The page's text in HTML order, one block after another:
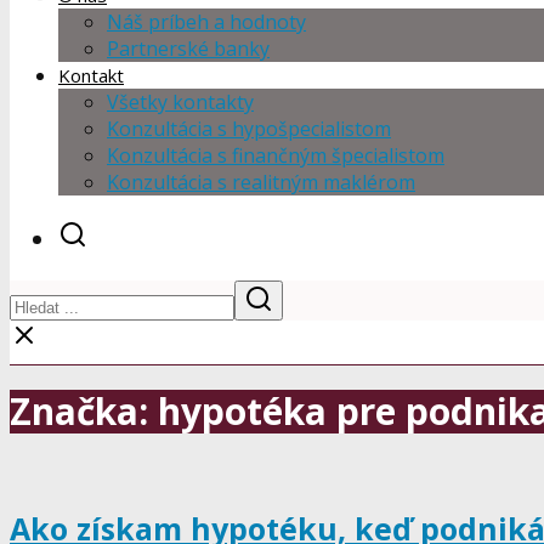
Náš príbeh a hodnoty
Partnerské banky
Kontakt
Všetky kontakty
Konzultácia s hypošpecialistom
Konzultácia s finančným špecialistom
Konzultácia s realitným maklérom
Značka: hypotéka pre
Ako získam hypotéku, keď